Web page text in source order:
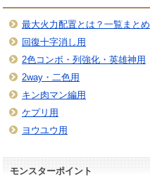
最大火力配置とは？一覧まとめ
回復十字消し用
2色コンボ・列強化・英雄神用
2way・二色用
キン肉マン編用
ケプリ用
ヨウユウ用
モンスターポイント